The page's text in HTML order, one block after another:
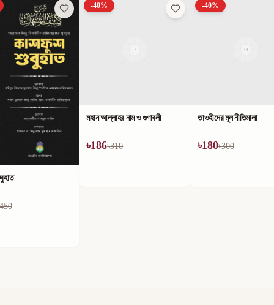
নাম ও গুণাবলী
-40%
তাওহীদের মূল নীতিমালা
৳180৳300
-40%